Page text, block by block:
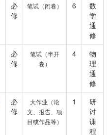
必
修
笔试（闭卷） 6
数
学
通
修
必
修
笔试（半开
卷）
4
物
理
通
修
必
修
大作业（论
文、报告、项
目或作品等）
1
研
讨
课
程